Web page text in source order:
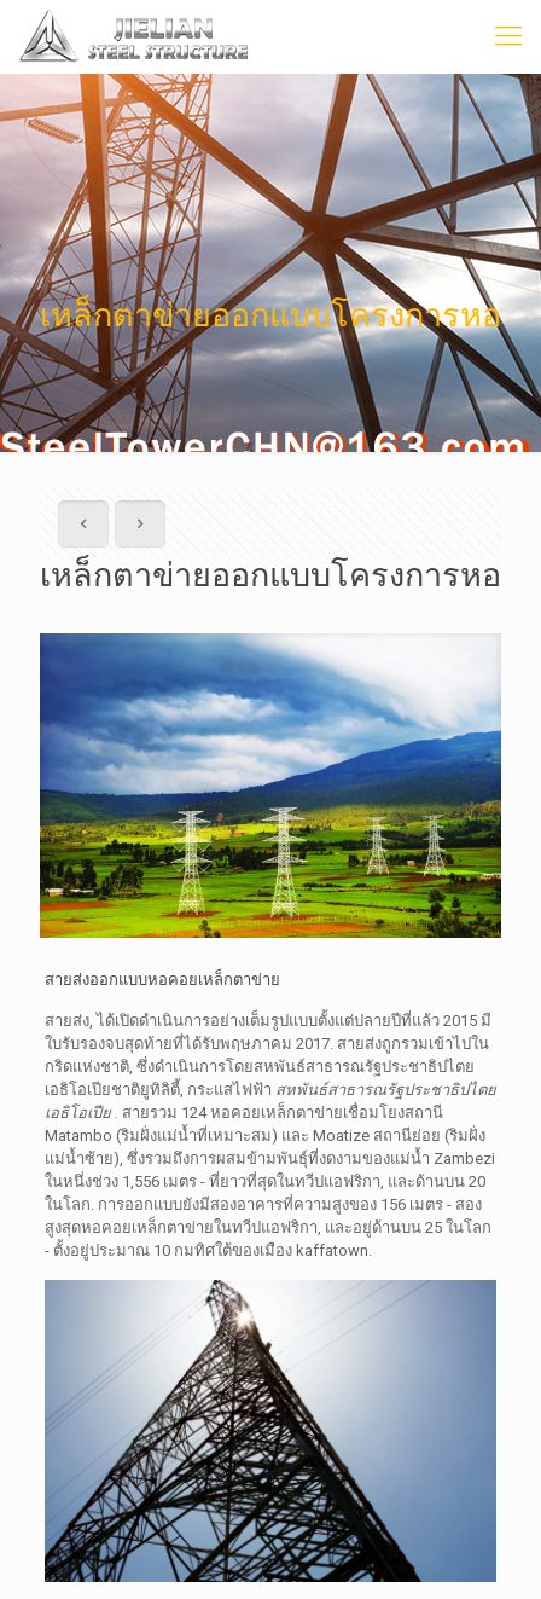
เหล็กตาข่ายออกแบบโครงการหอ
เหล็กตาข่ายออกแบบโครงการหอ
สายส่งออกแบบหอคอยเหล็กตาข่าย
สายส่ง, ได้เปิดดำเนินการอย่างเต็มรูปแบบตั้งแต่ปลายปีที่แล้ว 2015 มี
ใบรับรองจบสุดท้ายที่ได้รับพฤษภาคม 2017. สายส่งถูกรวมเข้าไปใน
กริดแห่งชาติ, ซึ่งดำเนินการโดยสหพันธ์สาธารณรัฐประชาธิปไตย
เอธิโอเปียชาติยูทิลิตี้, กระแสไฟฟ้า สหพันธ์สาธารณรัฐประชาธิปไตย
เอธิโอเปีย . สายรวม 124 หอคอยเหล็กตาข่ายเชื่อมโยงสถานี
Matambo (ริมฝั่งแม่น้ำที่เหมาะสม) และ Moatize สถานีย่อย (ริมฝั่ง
แม่น้ำซ้าย), ซึ่งรวมถึงการผสมข้ามพันธุ์ที่งดงามของแม่น้ำ Zambezi
ในหนึ่งช่วง 1,556 เมตร - ที่ยาวที่สุดในทวีปแอฟริกา, และด้านบน 20
ในโลก. การออกแบบยังมีสองอาคารที่ความสูงของ 156 เมตร - สอง
สูงสุดหอคอยเหล็กตาข่ายในทวีปแอฟริกา, และอยู่ด้านบน 25 ในโลก
- ตั้งอยู่ประมาณ 10 กมทิศใต้ของเมือง kaffatown.